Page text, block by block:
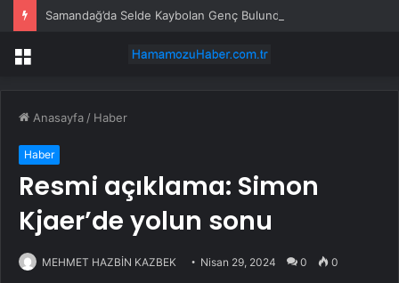
Samandağ’da Selde Kaybolan Genç Bulundu
Menü
Anasayfa / Haber
Haber
Resmi açıklama: Simon
Kjaer’de yolun sonu
MEHMET HAZBİN KAZBEK Nisan 29, 2024 0 0